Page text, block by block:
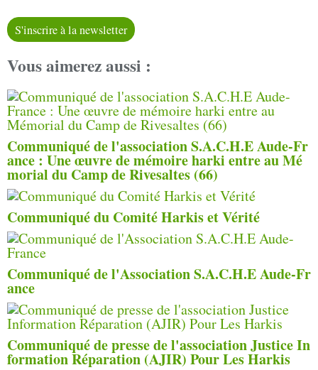
S'inscrire à la newsletter
Vous aimerez aussi :
Communiqué de l'association S.A.C.H.E Aude-Fr
ance : Une œuvre de mémoire harki entre au Mé
morial du Camp de Rivesaltes (66)
Communiqué du Comité Harkis et Vérité
Communiqué de l'Association S.A.C.H.E Aude-Fr
ance
Communiqué de presse de l'association Justice In
formation Réparation (AJIR) Pour Les Harkis